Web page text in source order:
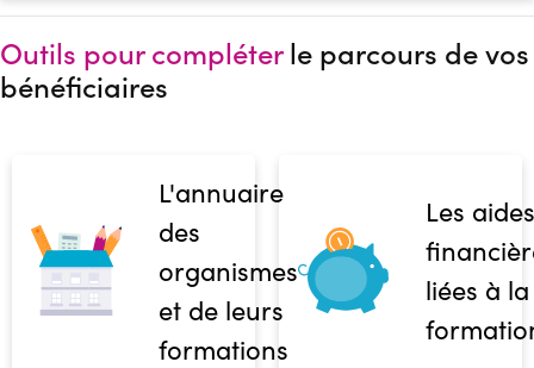
Outils pour compléterle parcours de vos
bénéficiaires
L'annuaire
des
organismes
et de leurs
formations
Les aides
liées à la